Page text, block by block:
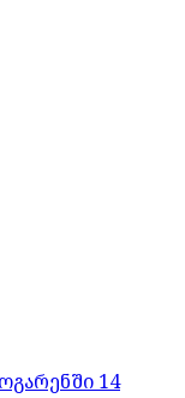
14